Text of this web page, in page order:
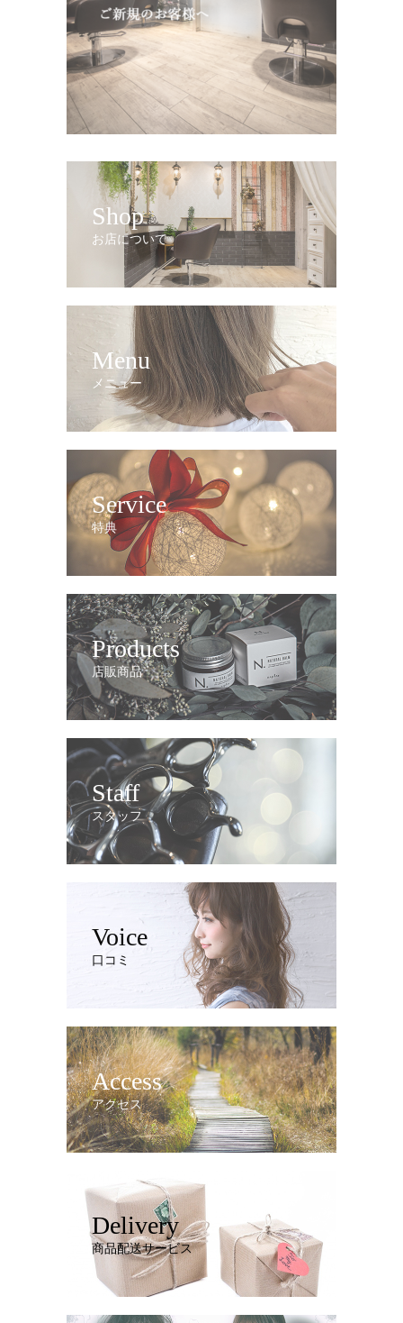
Shop
お店について
Menu
メニュー
Service
特典
Products
店販商品
Staff
スタッフ
Voice
口コミ
Access
アクセス
Delivery
商品配送サービス